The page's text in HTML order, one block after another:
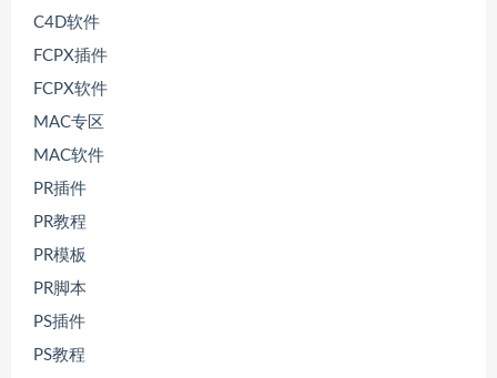
C4D软件
FCPX插件
FCPX软件
MAC专区
MAC软件
PR插件
PR教程
PR模板
PR脚本
PS插件
PS教程